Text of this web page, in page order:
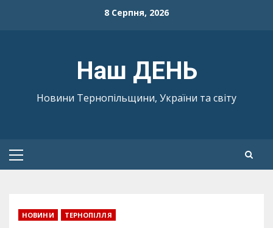
8 Серпня, 2026
Наш ДЕНЬ
Новини Тернопільщини, України та світу
Primary
НОВИНИ ТЕРНОПІЛЛЯ